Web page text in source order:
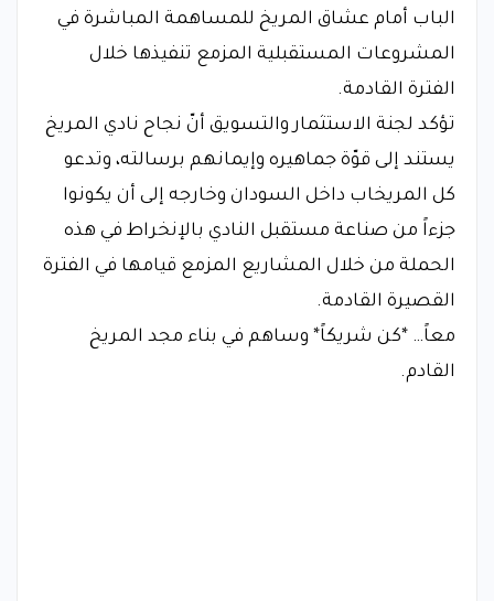
الباب أمام عشاق المريخ للمساهمة المباشرة في
المشروعات المستقبلية المزمع تنفيذها خلال
الفترة القادمة.
تؤكد لجنة الاستثمار والتسويق أنّ نجاح نادي المريخ
يستند إلى قوّة جماهيره وإيمانهم برسالته، وتدعو
كل المريخاب داخل السودان وخارجه إلى أن يكونوا
جزءاً من صناعة مستقبل النادي بالإنخراط في هذه
الحملة من خلال المشاريع المزمع قيامها في الفترة
القصيرة القادمة.
معاً… *كن شريكاً* وساهم في بناء مجد المريخ
القادم.